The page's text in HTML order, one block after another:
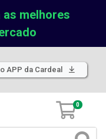
melhores
APP da Cardeal
0